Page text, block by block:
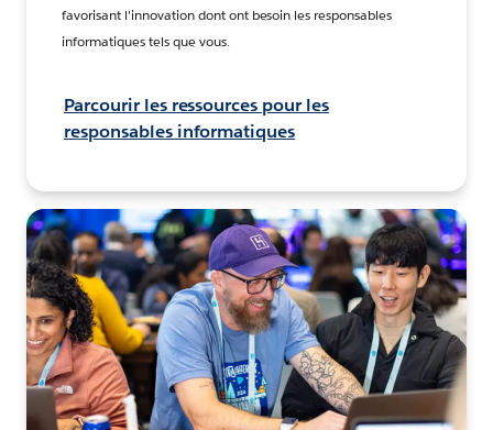
favorisant l'innovation dont ont besoin les responsables
informatiques tels que vous.
Parcourir les ressources pour les
responsables informatiques